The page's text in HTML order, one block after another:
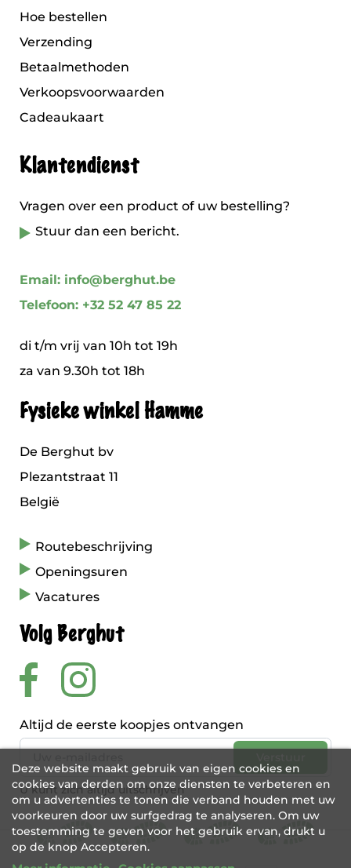
Hoe bestellen
Verzending
Betaalmethoden
Verkoopsvoorwaarden
Cadeaukaart
Klantendienst
Vragen over een product of uw bestelling?
Stuur dan een bericht.
Email: info@berghut.be
Telefoon: +32 52 47 85 22
di t/m vrij van 10h tot 19h
za van 9.30h tot 18h
Fysieke winkel Hamme
De Berghut bv
Plezantstraat 11
België
Routebeschrijving
Openingsuren
Vacatures
Volg Berghut
Altijd de eerste koopjes ontvangen
U kunt zich altijd uitschrijven
Deze website maakt gebruik van eigen cookies en
cookies van derden om onze diensten te verbeteren en
om u advertenties te tonen die verband houden met uw
voorkeuren door uw surfgedrag te analyseren. Om uw
toestemming te geven voor het gebruik ervan, drukt u
op de knop Accepteren.